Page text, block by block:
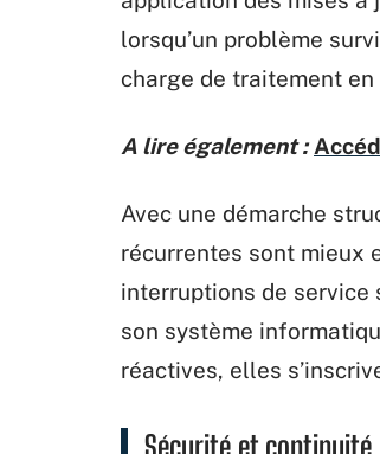
lorsqu’un problème
charge de traitement
A lire également :
Avec une démarche
récurrentes sont mieux
interruptions de service
son système
réactives, elles
Sécurité et